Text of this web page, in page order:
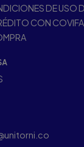
DE USO
CON